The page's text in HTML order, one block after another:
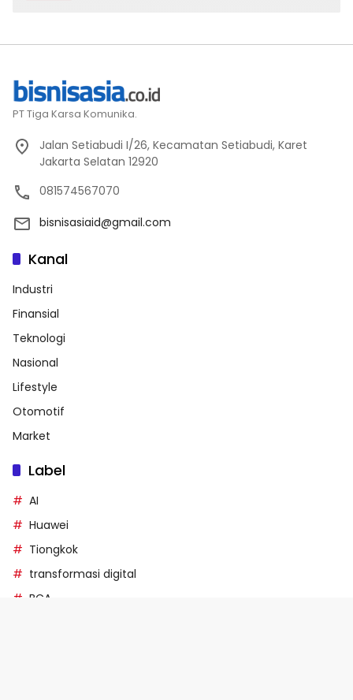
PT Tiga Karsa Komunika.
Jalan Setiabudi I/26, Kecamatan Setiabudi, Karet
Jakarta Selatan 12920
081574567070
bisnisasiaid@gmail.com
Kanal
Industri
Finansial
Teknologi
Nasional
Lifestyle
Otomotif
Market
Label
AI
Huawei
Tiongkok
transformasi digital
BCA